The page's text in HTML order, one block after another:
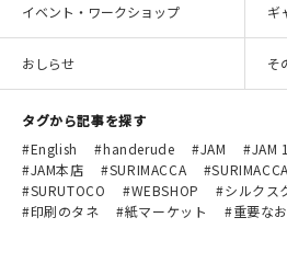
イベント・ワークショップ ギ
おしらせ そ
タグから記事を探す
English
handerude JAM
JAM
JAM本店
SURIMACCA
SURUTOCO
WEBSHOP シルクス
印刷のタネ
紙マーケット 重要な